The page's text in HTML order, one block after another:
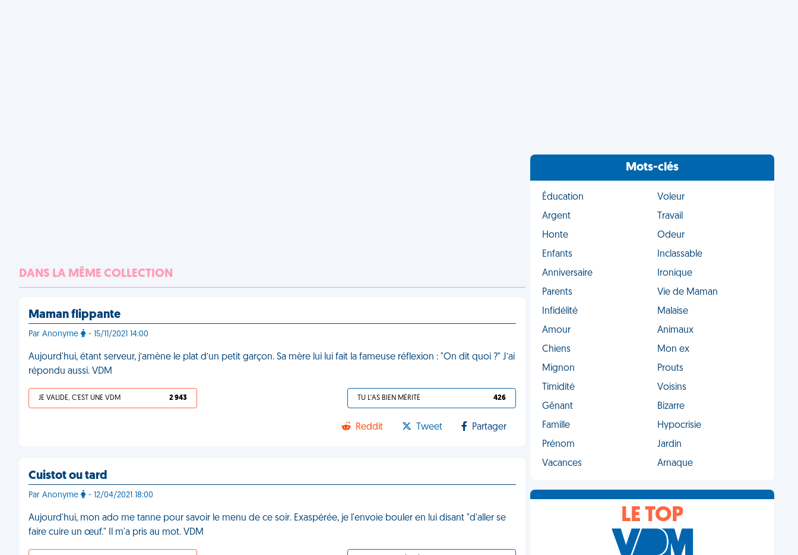
DANS LA MÊME COLLECTION
Maman flippante
Par Anonyme - 15/11/2021 14:00
Aujourd'hui, étant serveur, j’amène le plat d’un petit garçon. Sa mère lui lui fait la fameuse réflexion : "On dit quoi ?" J’ai
répondu aussi. VDM
JE VALIDE, C'EST UNE VDM 2 943 TU L'AS BIEN MÉRITÉ 426
Reddit Tweet Partager
Cuistot ou tard
Par Anonyme - 12/04/2021 18:00
Aujourd'hui, mon ado me tanne pour savoir le menu de ce soir. Exaspérée, je l'envoie bouler en lui disant "d'aller se
faire cuire un œuf." Il m'a pris au mot. VDM
Mots-clés
Éducation
Voleur
Argent
Travail
Honte
Odeur
Enfants
Inclassable
Anniversaire
Ironique
Parents
Vie de Maman
Infidélité
Malaise
Amour
Animaux
Chiens
Mon ex
Mignon
Prouts
Timidité
Voisins
Gênant
Bizarre
Famille
Hypocrisie
Prénom
Jardin
Vacances
Arnaque
LE TOP